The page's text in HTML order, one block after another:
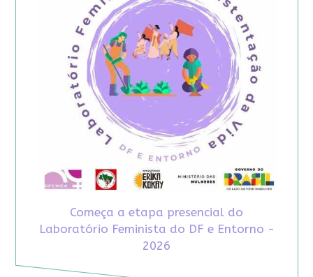
Começa a etapa presencial do
Laboratório Feminista do DF e Entorno -
2026